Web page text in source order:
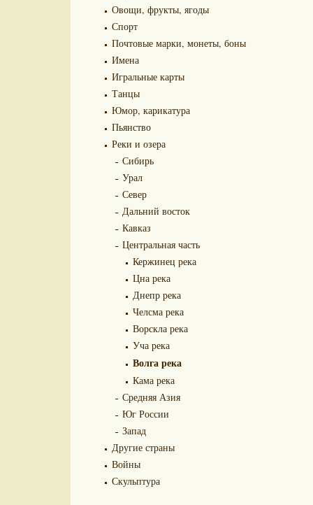
Овощи, фрукты, ягоды
Спорт
Почтовые марки, монеты, боны
Имена
Игральные карты
Танцы
Юмор, карикатура
Пьянство
Реки и озера
Сибирь
Урал
Север
Дальний восток
Кавказ
Центральная часть
Кержинец река
Цна река
Днепр река
Челсма река
Ворскла река
Уча река
Волга река
Кама река
Средняя Азия
Юг России
Запад
Другие страны
Войны
Скульптура